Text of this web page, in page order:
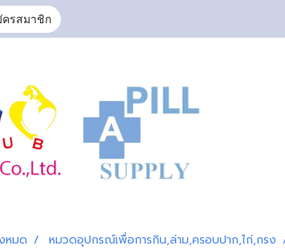
ครสมาชิก
หมด หมวดอุปกรณ์เพื่อการกิน,ล่าม,ครอบปาก,ไก่,กรง